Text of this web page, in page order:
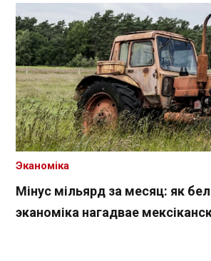
Мінус мільярд за месяц: як
эканоміка нагадвае
Эканоміка